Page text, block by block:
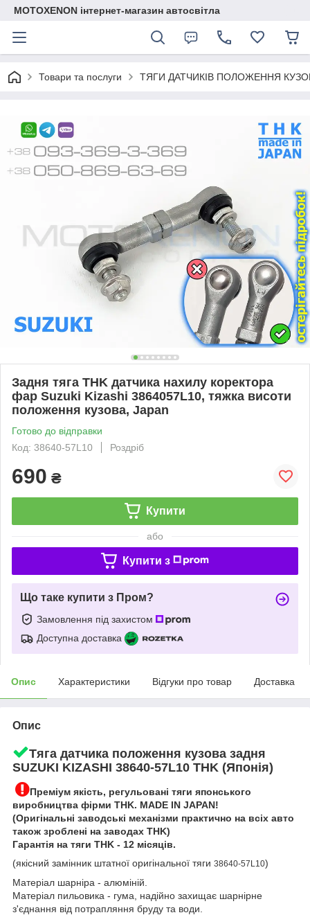
MOTOXENON інтернет-магазин автосвітла
Товари та послуги ТЯГИ ДАТЧИКІВ ПОЛОЖЕННЯ
Задня тяга THK датчика нахилу коректора
фар Suzuki Kizashi 3864057L10, тяжка висоти
положення кузова, Japan
Готово до відправки
Код: 38640-57L10
Роздріб
690 ₴
Купити
або
Купити з
Що таке купити з Пром?
Замовлення під захистом
Доступна доставка
Опис Характеристики Відгуки про товар Доставка
Опис
Тяга датчика положення кузова задня
SUZUKI KIZASHI 38640-57L10 THK (Японія)
Преміум якість, регульовані тяги японського
виробництва фірми THK. MADE IN JAPAN!
(Оригінальні заводські механізми практично на всіх авто
також зроблені на заводах THK)
Гарантія на тяги THK - 12 місяців.
(якісний замінник штатної оригінальної тяги 38640-57L10)
Матеріал шарніра - алюміній.
Матеріал пильовика - гума, надійно захищає шарнірне
з'єднання від потрапляння бруду та води.